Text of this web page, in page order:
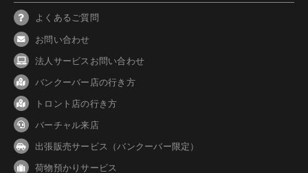
よくあるご質問
お問い合わせ
法人サービスお問い合わせ
バンクーバー 店の行き方
トロント店の行き方
バーチャル来店
出張販売サービス（バンクーバー限定）
荷物預かりサービス